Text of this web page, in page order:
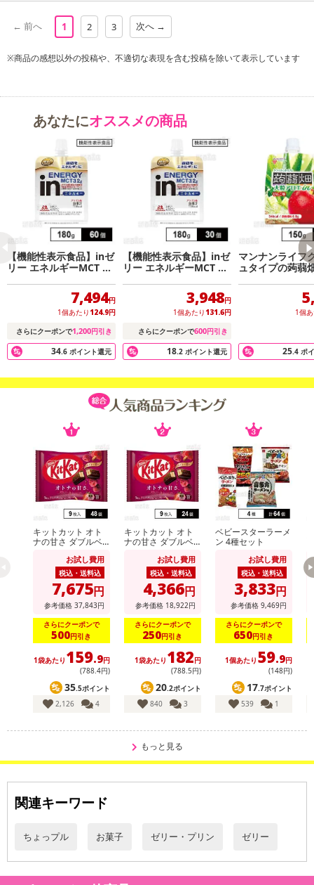
【お支払いについて】
※送料はお試し費用に含まれております。
※予約商品は決済手段ごとに定められた決済期限日にお支払いを完
了することがございます。ご了承いただいたうえでお申し込みくだ
発送日カレンダー
■その他共通および商品カテゴリー別注意事項（※必ずご確認くだ
こちらの情報は2026年07月09日 時点での情報となります。
← 前へ 1 2 3 次へ →
※商品の感想以外の投稿や、不適切な表現を含む投稿を除いて表示しています
あなたにオススメの商品
【機能性表示食品】inゼ
リー エネルギーMCT 18
7,494円
1個あたり 124.9円
さらにクーポンで1,200円引き
34.6 ポイント還元
【機能性表示食品】inゼ
リー エネルギーMCT 18
3,948円
1個あたり 131.6円
さらにクーポンで600円引き
18.2 ポイント還元
マンナンライフ
ュタイプの蒟蒻
1個
25.4 ポ
キットカット オト
ナの甘さ ダブルベ
お試し費用
税込・送料込
7,675円
参考価格 37,843円
さらにクーポンで
500円引き
1袋あたり 159.9円
(788.4円)
35.5ポイント
2,126
4
キットカット オト
ナの甘さ ダブルベ
お試し費用
税込・送料込
4,366円
参考価格 18,922円
さらにクーポンで
250円引き
1袋あたり 182円
(788.5円)
20.2ポイント
840
3
ベビースターラーメ
ン 4種セット
お試し費用
税込・送料込
3,833円
参考価格 9,469円
さらにクーポンで
650円引き
1個あたり 59.9円
(148円)
17.7ポイント
539
1
もっと見る
関連キーワード
ちょっプル お菓子 ゼリー・プリン ゼリー